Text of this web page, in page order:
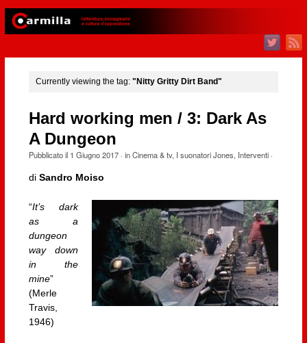
Currently viewing the tag: "Nitty Gritty Dirt Band"
Hard working men / 3: Dark As
A Dungeon
Pubblicato il 1 Giugno 2017· inCinema & tv, I suonatori Jones, Interventi·
di Sandro Moiso
“It’s dark
as a
dungeon
way down
in the
mine”
(Merle
Travis,
1946)